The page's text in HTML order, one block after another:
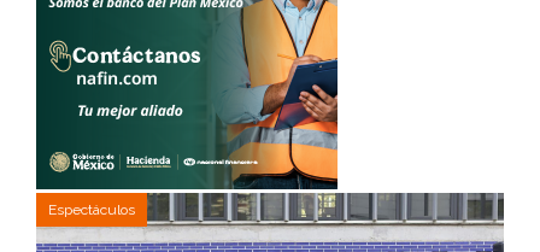
Espectáculos